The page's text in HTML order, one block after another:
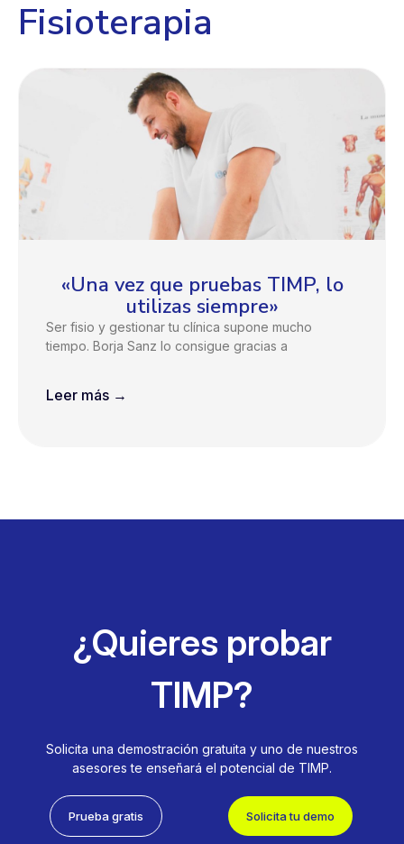
Fisioterapia
«Una vez que pruebas TIMP, lo
utilizas siempre»
Ser fisio y gestionar tu clínica supone mucho
tiempo. Borja Sanz lo consigue gracias a
Leer más →
¿Quieres probar
TIMP?
Solicita una demostración gratuita y uno de nuestros
asesores te enseñará el potencial de TIMP.
Prueba gratis Solicita tu demo